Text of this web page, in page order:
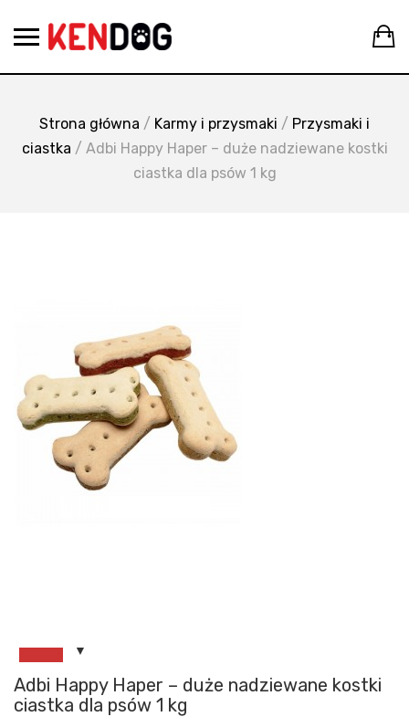
Strona główna / Karmy i przysmaki / Przysmaki i
ciastka / Adbi Happy Haper – duże nadziewane kostki
ciastka dla psów 1 kg
Adbi Happy Haper – duże nadziewane kostki
ciastka dla psów 1 kg